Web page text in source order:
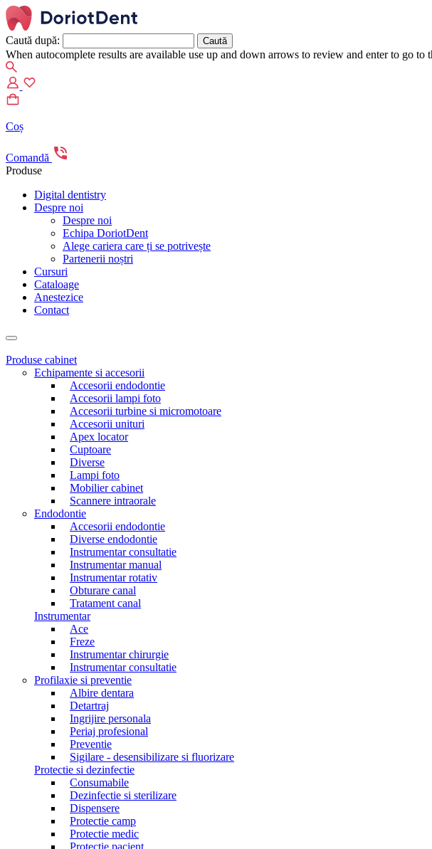
Caută după:
When autocomplete results are available use up and down arrows to review and enter to go
Coș
Comandă
Produse
Digital dentistry
Despre noi
Despre noi
Echipa DoriotDent
Alege cariera care ți se potrivește
Partenerii noștri
Cursuri
Cataloage
Anestezice
Contact
Produse cabinet
Echipamente si accesorii
Accesorii endodontie
Accesorii lampi foto
Accesorii turbine si micromotoare
Accesorii unituri
Apex locator
Cuptoare
Diverse
Lampi foto
Mobilier cabinet
Scannere intraorale
Endodontie
Accesorii endodontie
Diverse endodontie
Instrumentar consultatie
Instrumentar manual
Instrumentar rotativ
Obturare canal
Tratament canal
Instrumentar
Ace
Freze
Instrumentar chirurgie
Instrumentar consultatie
Profilaxie si preventie
Albire dentara
Detartraj
Ingrijire personala
Periaj profesional
Preventie
Sigilare - desensibilizare si fluorizare
Protectie si dezinfectie
Consumabile
Dezinfectie si sterilizare
Dispensere
Protectie camp
Protectie medic